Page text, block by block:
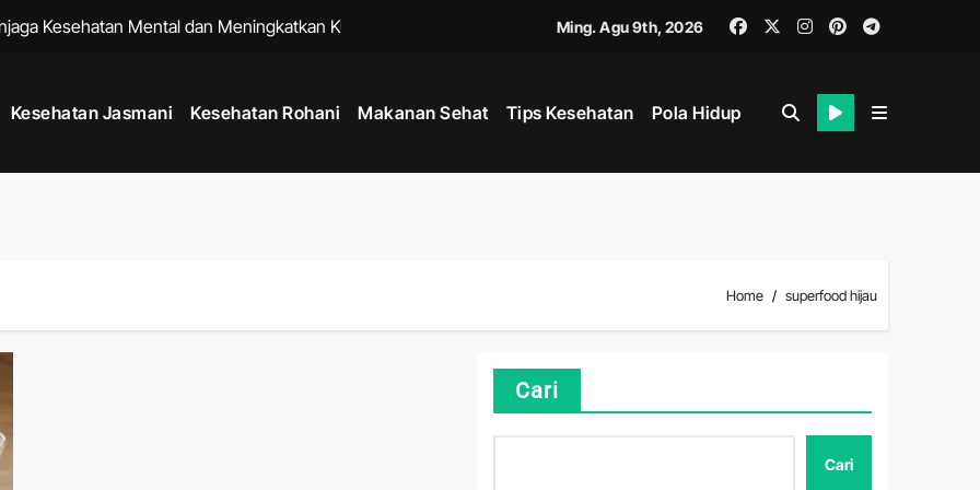
Kesehatan Mental dan Meningkatkan Kualitas Hidup
Usia Muda dengan Kebiasaan Sederhana Setiap Hari
Memperkuat Sistem Imun dan Menjaga Daya Tahan Tubuh
Menjaga Produktivitas di Tengah Aktivitas Padat
dengan Rutinitas Malam yang Mendukung Tubuh Lebih Sehat
Berolahraga agar Tubuh Lebih Siap dan Fleksibel
Ming. Agu 9th, 2026
Kesehatan Jasmani Kesehatan Rohani Makanan Sehat Tips Kesehatan Pola Hidup
Home superfood hijau
Cari
Cari